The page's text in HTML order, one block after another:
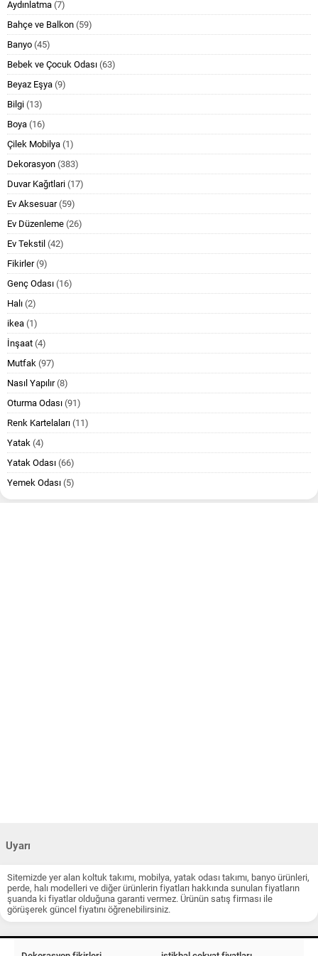
Aydınlatma (7)
Bahçe ve Balkon (59)
Banyo (45)
Bebek ve Çocuk Odası (63)
Beyaz Eşya (9)
Bilgi (13)
Boya (16)
Çilek Mobilya (1)
Dekorasyon (383)
Duvar Kağıtlari (17)
Ev Aksesuar(59)
Ev Düzenleme (26)
Ev Tekstil (42)
Fikirler(9)
Genç Odası (16)
Halı (2)
ikea (1)
İnşaat (4)
Mutfak (97)
Nasıl Yapılır(8)
Oturma Odası (91)
Renk Kartelaları (11)
Yatak (4)
Yatak Odası (66)
Yemek Odası (5)
Uyarı
Sitemizde yer alan koltuk takımı, mobilya, yatak odası takımı, banyo ürünleri,
perde, halı modelleri ve diğer ürünlerin fiyatları hakkında sunulan fiyatların
şuanda ki fiyatlar olduğuna garanti vermez. Ürünün satış firması ile
görüşerek güncel fiyatını öğrenebilirsiniz.